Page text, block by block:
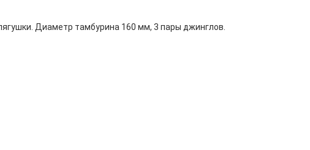
Диаметр тамбурина 160 мм, 3 пары джинглов.